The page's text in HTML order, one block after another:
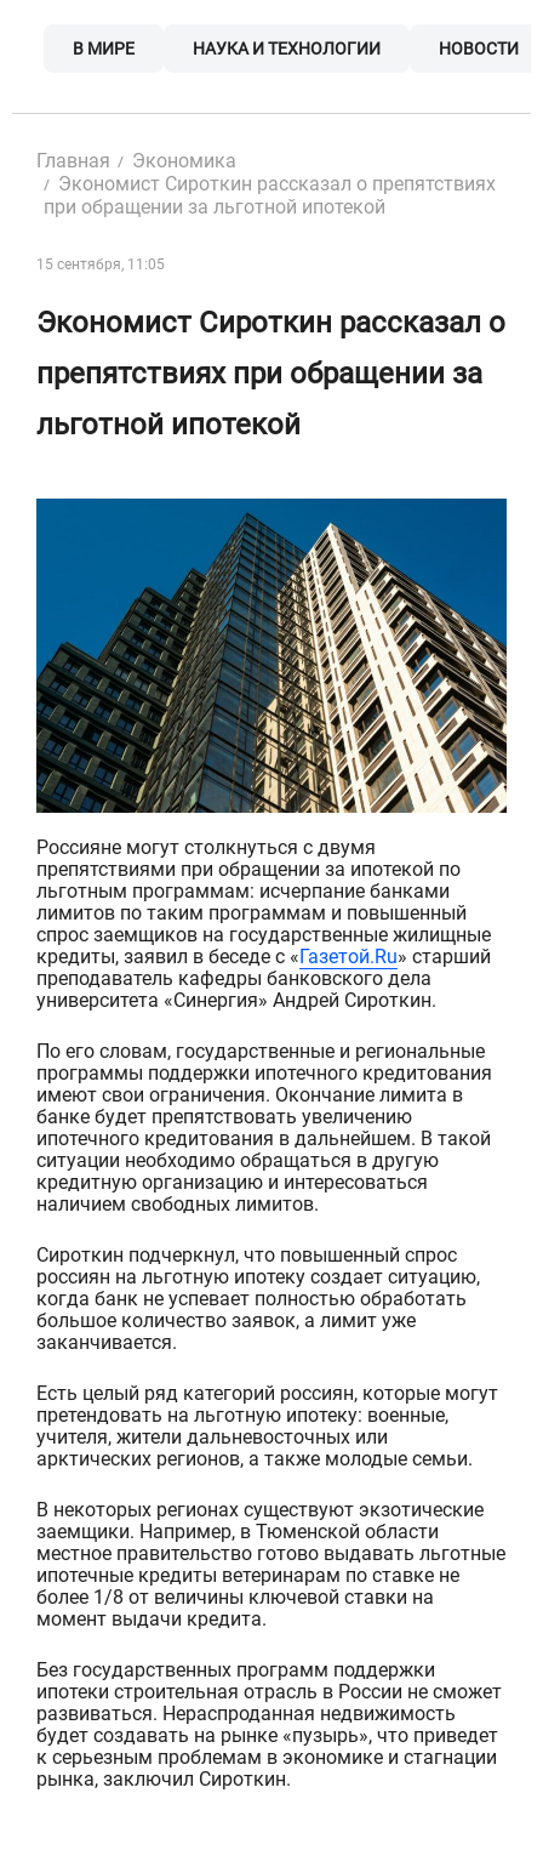
В МИРЕ НАУКА И ТЕХНОЛОГИИ НОВОСТИ
Главная
Экономика
Экономист Сироткин рассказал о препятствиях
при обращении за льготной ипотекой
15 сентября, 11:05
Экономист Сироткин рассказал о
препятствиях при обращении за
льготной ипотекой
Россияне могут столкнуться с двумя
препятствиями при обращении за ипотекой по
льготным программам: исчерпание банками
лимитов по таким программам и повышенный
спрос заемщиков на государственные жилищные
кредиты, заявил в беседе с «Газетой.Ru» старший
преподаватель кафедры банковского дела
университета «Синергия» Андрей Сироткин.
По его словам, государственные и региональные
программы поддержки ипотечного кредитования
имеют свои ограничения. Окончание лимита в
банке будет препятствовать увеличению
ипотечного кредитования в дальнейшем. В такой
ситуации необходимо обращаться в другую
кредитную организацию и интересоваться
наличием свободных лимитов.
Сироткин подчеркнул, что повышенный спрос
россиян на льготную ипотеку создает ситуацию,
когда банк не успевает полностью обработать
большое количество заявок, а лимит уже
заканчивается.
Есть целый ряд категорий россиян, которые могут
претендовать на льготную ипотеку: военные,
учителя, жители дальневосточных или
арктических регионов, а также молодые семьи.
В некоторых регионах существуют экзотические
заемщики. Например, в Тюменской области
местное правительство готово выдавать льготные
ипотечные кредиты ветеринарам по ставке не
более 1/8 от величины ключевой ставки на
момент выдачи кредита.
Без государственных программ поддержки
ипотеки строительная отрасль в России не сможет
развиваться. Нераспроданная недвижимость
будет создавать на рынке «пузырь», что приведет
к серьезным проблемам в экономике и стагнации
рынка, заключил Сироткин.